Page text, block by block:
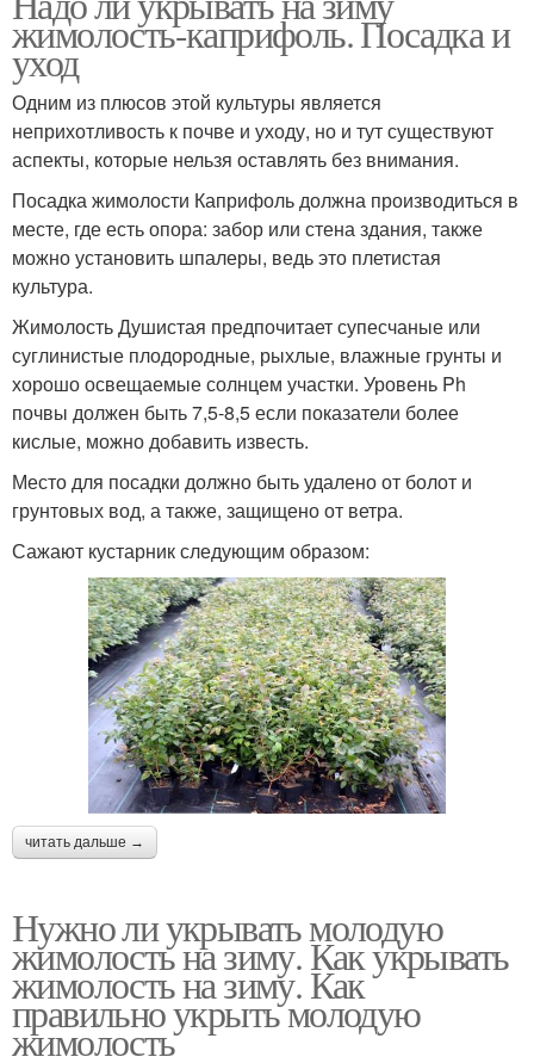
жимолость-каприфоль. Посадка и
уход
Одним из плюсов этой культуры является
неприхотливость к почве и уходу, но и тут существуют
аспекты, которые нельзя оставлять без внимания.
Посадка жимолости Каприфоль должна производиться в
месте, где есть опора: забор или стена здания, также
можно установить шпалеры, ведь это плетистая
культура.
Жимолость Душистая предпочитает супесчаные или
суглинистые плодородные, рыхлые, влажные грунты и
хорошо освещаемые солнцем участки. Уровень Ph
почвы должен быть 7,5-8,5 если показатели более
кислые, можно добавить известь.
Место для посадки должно быть удалено от болот и
грунтовых вод, а также, защищено от ветра.
Сажают кустарник следующим образом:
читать дальше →
Нужно ли укрывать молодую
жимолость на зиму. Как укрывать
жимолость на зиму. Как
правильно укрыть молодую
жимолость